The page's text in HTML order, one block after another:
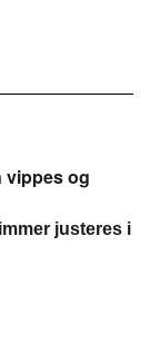
vippes og
justeres i